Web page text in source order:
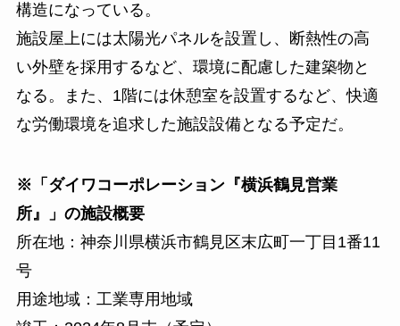
構造になっている。
施設屋上には太陽光パネルを設置し、断熱性の高
い外壁を採用するなど、環境に配慮した建築物と
なる。また、1階には休憩室を設置するなど、快適
な労働環境を追求した施設設備となる予定だ。
※「ダイワコーポレーション『横浜鶴見営業
所』」の施設概要
所在地：神奈川県横浜市鶴見区末広町一丁目1番11
号
用途地域：工業専用地域